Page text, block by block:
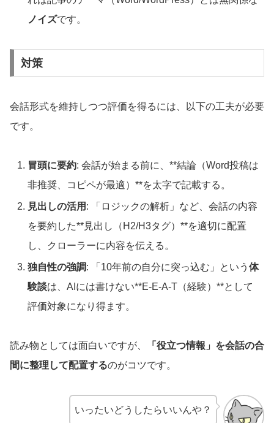
ノイズです。
対策
会話形式を維持しつつ評価を得るには、以下の工夫が必要
です。
冒頭に要約: 会話が始まる前に、**結論（Word投稿は
非推奨、コピペが最適）**を太字で記載する。
見出しの活用 : 「ロジックの解析」など、会話の内容
を要約した**見出し（H2/H3タグ）**を適切に配置
し、クローラーに内容を伝える。
独自性の強調: 「10年前の自分に突っ込む」という体
験談は、AIには書けない**E-E-A-T（経験）**として
評価対象になり得ます。
読み物としては面白いですが、
「役立つ情報」を会話の合
間に整理して配置するのがコツです。
いったいどうしたらいいんや？